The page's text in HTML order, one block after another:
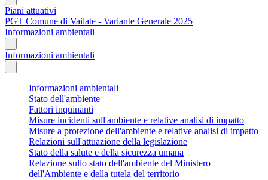
Piani attuativi
PGT Comune di Vailate - Variante Generale 2025
Informazioni ambientali
Informazioni ambientali
Informazioni ambientali
Stato dell'ambiente
Fattori inquinanti
Misure incidenti sull'ambiente e relative analisi di impatto
Misure a protezione dell'ambiente e relative analisi di impatto
Relazioni sull'attuazione della legislazione
Stato della salute e della sicurezza umana
Relazione sullo stato dell'ambiente del Ministero
dell'Ambiente e della tutela del territorio